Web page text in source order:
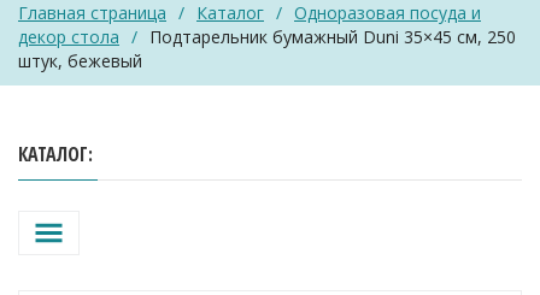
Главная страница / Каталог / Одноразовая посуда и
декор стола / Подтарельник бумажный Duni 35×45 см, 250
штук, бежевый
КАТАЛОГ